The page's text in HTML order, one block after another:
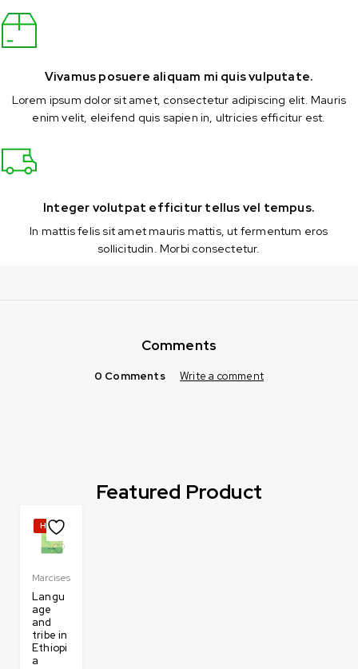
Vivamus posuere aliquam mi quis vulputate.
Lorem ipsum dolor sit amet, consectetur adipiscing elit. Mauris
enim velit, eleifend quis sapien in, ultricies efficitur est.
Integer volutpat efficitur tellus vel tempus.
In mattis felis sit amet mauris mattis, ut fermentum eros
sollicitudin. Morbi consectetur.
Comments
0 Comments Write a comment
Featured Product
Hot
Marcises
Langu
age
and
tribe in
Ethiopi
a